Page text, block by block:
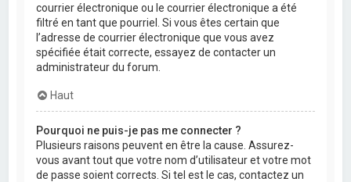
courrier électronique ou le courrier électronique a été
filtré en tant que pourriel. Si vous êtes certain que
l’adresse de courrier électronique que vous avez
spécifiée était correcte, essayez de contacter un
administrateur du forum.
Haut
Pourquoi ne puis-je pas me connecter ?
Plusieurs raisons peuvent en être la cause. Assurez-
vous avant tout que votre nom d’utilisateur et votre mot
de passe soient corrects. Si tel est le cas, contactez un